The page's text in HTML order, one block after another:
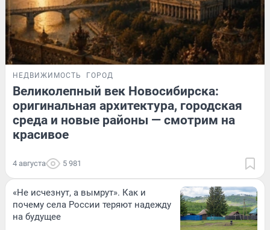
НЕДВИЖИМОСТЬ ГОРОД
Великолепный век Новосибирска:
оригинальная архитектура, городская
среда и новые районы — смотрим на
красивое
4 августа 5 981
«Не исчезнут, а вымрут». Как и
почему села России теряют надежду
на будущее